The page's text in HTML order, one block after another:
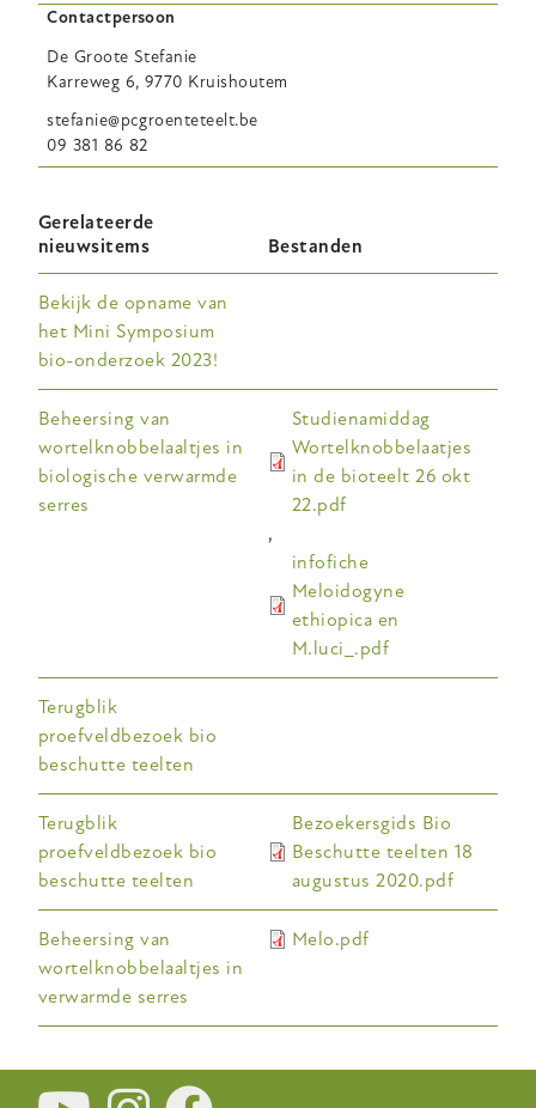
Contactpersoon
De Groote Stefanie
Karreweg 6, 9770 Kruishoutem
stefanie@pcgroenteteelt.be
09 381 86 82
Gerelateerde
nieuwsitems
Bestanden
Bekijk de opname van
het Mini Symposium
bio-onderzoek 2023!
Beheersing van
wortelknobbelaaltjes in
biologische verwarmde
serres
Studienamiddag
Wortelknobbelaatjes
in de bioteelt 26 okt
22.pdf
,
infofiche
Meloidogyne
ethiopica en
M.luci_.pdf
Terugblik
proefveldbezoek bio
beschutte teelten
Terugblik
proefveldbezoek bio
beschutte teelten
Bezoekersgids Bio
Beschutte teelten 18
augustus 2020.pdf
Beheersing van
wortelknobbelaaltjes in
verwarmde serres
Melo.pdf